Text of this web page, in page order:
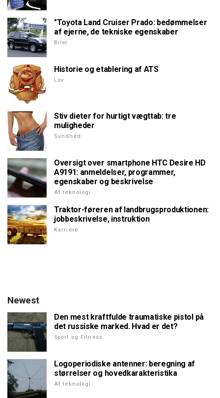
"Toyota Land Cruiser Prado: bedømmelser
af ejerne, de tekniske egenskaber
Biler
Historie og etablering af ATS
Lov
Stiv dieter for hurtigt vægttab: tre
muligheder
Sundhed
Oversigt over smartphone HTC Desire HD
A9191: anmeldelser, programmer,
egenskaber og beskrivelse
Af teknologi
Traktor-føreren af landbrugsproduktionen:
jobbeskrivelse, instruktion
Karriere
Newest
Den mest kraftfulde traumatiske pistol på
det russiske marked. Hvad er det?
Sport og Fitness
Logoperiodiske antenner: beregning af
størrelser og hovedkarakteristika
Af teknologi